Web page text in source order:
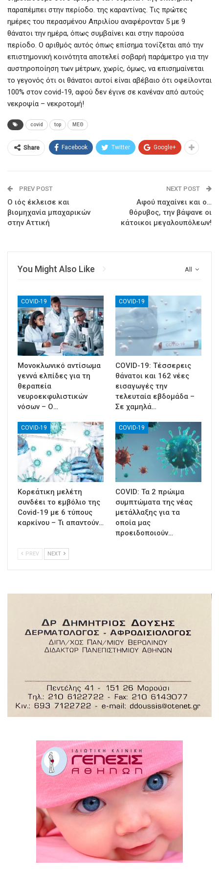
παραπέμπει στην περίοδο. της καραντίνας. Τις πρώτες
ημέρες του περασμένου Απριλίου αναφέρονταν 5 με 9
θάνατοι την ημέρα, όπως συμβαίνει και στην παρούσα
περίοδο. Ο αριθμός αυτός όπως επίσημα τονίζεται από την
επιστημονική κοινότητα αποτελεί σοβαρή παράμετρο για την
αυστηροποίηση των μέτρων, χωρίς, όμως, να επισημαίνεται
το γεγονός ότι οι θάνατοι αυτοί είναι αβέβαιο ότι οφείλονται
100% στον covid-19, αφού δεν έγινε σε κανέναν από αυτούς
νεκροψία – νεκροτομή!
covid top ΜΕΘ
Share Facebook Twitter Google+
PREV POST
Ο ιός έκλεισε και
βιομηχανία μπαχαρικών
στην Αττική
NEXT POST
Αφού παχαίνει και ο…
θόρυβος, την βάψανε οι
κάτοικοι μεγαλουπόλεων!
All
You Might Also Like
COVID-19
Μονοκλωνικό αντίσωμα
γεννά ελπίδες για τη
θεραπεία
νευροεκφυλιστικών
νόσων – Ο…
COVID-19
COVID-19: Τέσσερεις
θάνατοι και 162 νέες
εισαγωγές την
τελευταία εβδομάδα –
Σε χαμηλά…
COVID-19
Κορεάτικη μελέτη
συνδέει το εμβόλιο της
Covid-19 με 6 τύπους
καρκίνου – Τι απαντούν…
COVID-19
COVID: Τα 2 πρώιμα
συμπτώματα της νέας
μετάλλαξης για τα
οποία μας
προειδοποιούν…
PREV NEXT